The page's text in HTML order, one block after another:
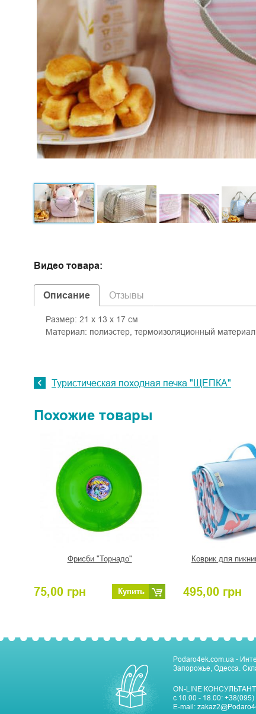
Видео товара:
Описание
Размер: 21 х 13 х 17 см
Материал: полиэстер, термоизоляционный материал
Отзывы
Туристическая походная печка "ЩЕПКА"
Похожие товары
Фрисби "Торнадо"
75,00 грн Купить
Коврик для
495,00 грн
Podaro4ek.com.ua -
Запорожье, Одесса.
ON-LINE
с 10.00 - 18.00:
E-mail: